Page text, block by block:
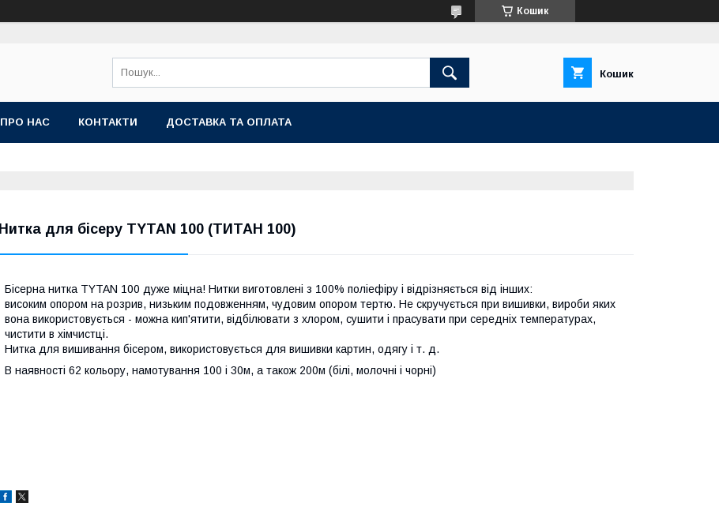
Кошик
Кошик
ПРО НАС КОНТАКТИ ДОСТАВКА ТА ОПЛАТА
Нитка для бісеру ТYTAN 100 (ТИТАН 100)
Бісерна нитка ТYTAN 100 дуже міцна! Нитки виготовлені з 100% поліефіру і відрізняється від інших:
високим опором на розрив, низьким подовженням, чудовим опором тертю. Не скручується при вишивки, вироби яких
вона використовується - можна кип'ятити, відбілювати з хлором, сушити і прасувати при середніх температурах,
чистити в хімчистці.
Нитка для вишивання бісером, використовується для вишивки картин, одягу і т. д.
В наявності 62 кольору, намотування 100 і 30м, а також 200м (білі, молочні і чорні)